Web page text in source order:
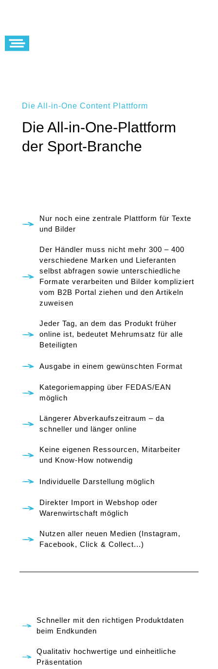
Die All-in-One Content Plattform
Die All-in-One-Plattform
der Sport-Branche
Nur noch eine zentrale Plattform für Texte
und Bilder
Der Händler muss nicht mehr 300 – 400
verschiedene Marken und Lieferanten
selbst abfragen sowie unterschiedliche
Formate verarbeiten und Bilder kompliziert
vom B2B Portal ziehen und den Artikeln
zuweisen
Jeder Tag, an dem das Produkt früher
online ist, bedeutet Mehrumsatz für alle
Beteiligten
Ausgabe in einem gewünschten Format
Kategoriemapping über FEDAS/EAN
möglich
Längerer Abverkaufszeitraum – da
schneller und länger online
Keine eigenen Ressourcen, Mitarbeiter
und Know-How notwendig
Individuelle Darstellung möglich
Direkter Import in Webshop oder
Warenwirtschaft möglich
Nutzen aller neuen Medien (Instagram,
Facebook, Click & Collect...)
Schneller mit den richtigen Produktdaten
beim Endkunden
Qualitativ hochwertige und einheitliche
Präsentation